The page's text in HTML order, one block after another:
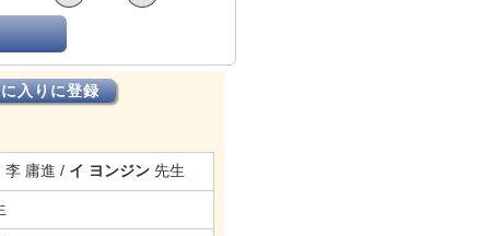
入りに登録
李 庸進 / イ ヨンジン 先生